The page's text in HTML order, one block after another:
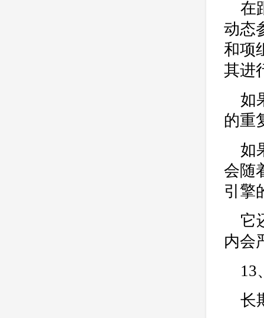
在
动态
和项
其进
如
的重
如
会随
引擎
它
内会
13
长